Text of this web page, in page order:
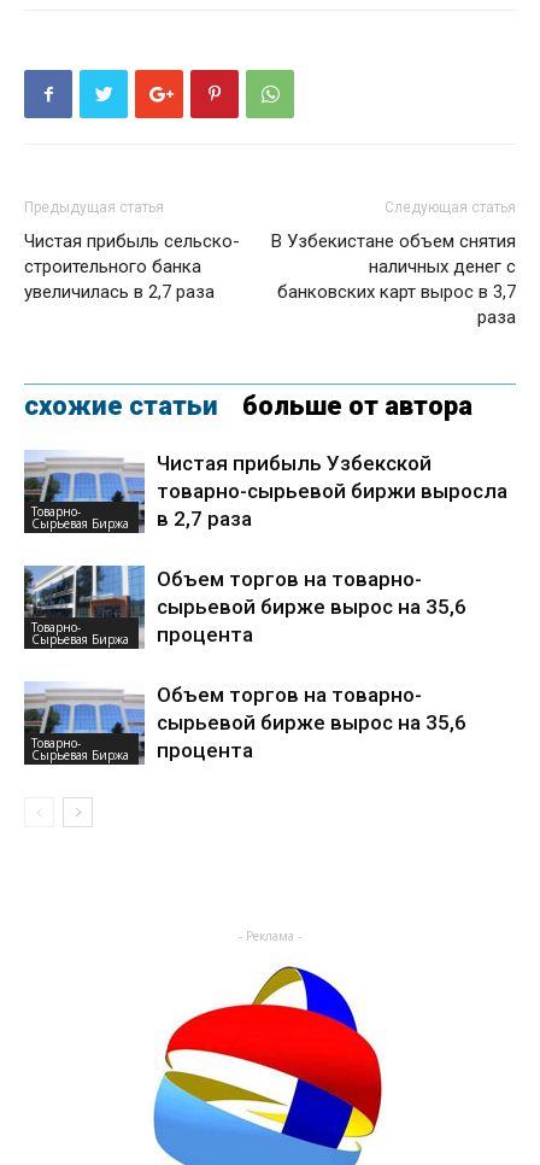
Предыдущая статья
Чистая прибыль сельско-
строительного банка
увеличилась в 2,7 раза
Следующая статья
В Узбекистане объем снятия
наличных денег с
банковских карт вырос в 3,7
раза
схожие статьи больше от автора
Товарно-
Сырьевая Биржа
Чистая прибыль Узбекской
товарно-сырьевой биржи выросла
в 2,7 раза
Товарно-
Сырьевая Биржа
Объем торгов на товарно-
сырьевой бирже вырос на 35,6
процента
Товарно-
Сырьевая Биржа
Объем торгов на товарно-
сырьевой бирже вырос на 35,6
процента
- Реклама -